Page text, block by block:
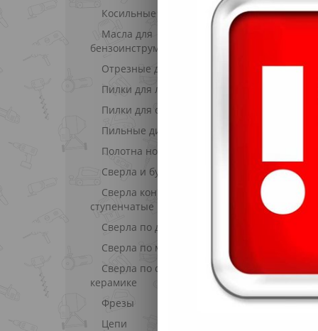
Косильные ножи
Масла для
бензоинструмента
Отрезные диски
Пилки для лобзиков
Пилки для сабельных пил
Пильные диски
Полотна ножовочные
Сверла и буры по бетону
Сверла конические и
ступенчатые
Сверла по дереву
Сверла по металлу
Сверла по стеклу и
керамике
Фрезы
Цепи